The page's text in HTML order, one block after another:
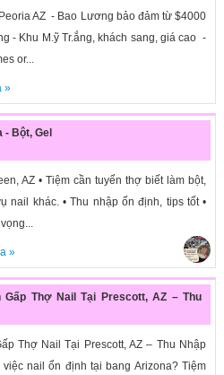
AZ - Bao Lương bảo đảm từ $4000
- Khu M.ỹ Tr.ắng, khách sang, giá cao -
or...
»
Bột, Gel
AZ • Tiệm cần tuyển thợ biết làm bột,
nail khác. • Thu nhập ổn định, tips tốt •
»
Gấp Thợ Nail Tại Prescott, AZ – Thu
Thợ Nail Tại Prescott, AZ – Thu Nhập
nail ổn định tại bang Arizona? Tiệm